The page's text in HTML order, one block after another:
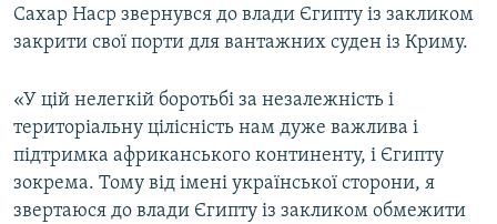
Сахар Наср звернувся до влади Єгипту із закликом
закрити свої порти для вантажних суден із Криму.
«У цій нелегкій боротьбі за незалежність і
територіальну цілісність нам дуже важлива і
підтримка африканського континенту, і Єгипту
зокрема. Тому від імені української сторони, я
звертаюся до влади Єгипту із закликом обмежити